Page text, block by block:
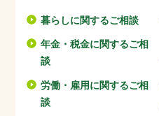
暮らしに関するご相談
年金・税金に関するご相
談
労働・雇用に関するご相
談